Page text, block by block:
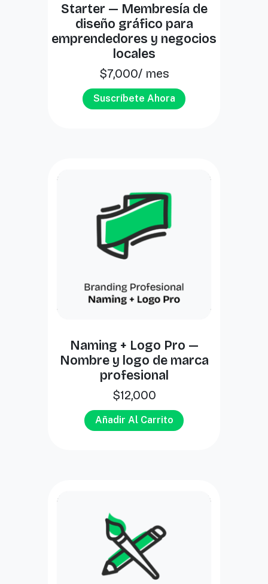
Starter — Membresía de
diseño gráfico para
emprendedores y negocios
locales
$7,000/ mes
Suscríbete Ahora
Naming + Logo Pro —
Nombre y logo de marca
profesional
$12,000
Añadir Al Carrito